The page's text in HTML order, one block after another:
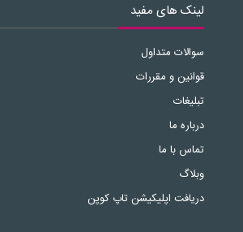
لینک های مفید
سوالات متداول
قوانین و مقررات
تبلیغات
درباره ما
تماس با ما
وبلاگ
دریافت اپلیکیشن تاپ کوپن